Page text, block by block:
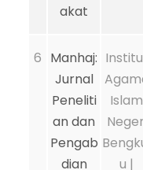
akat
6 Manhaj:
Jurnal
Peneliti
an dan
Pengab
dian
Islam
u |